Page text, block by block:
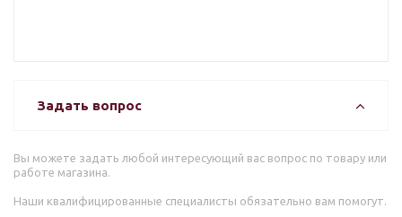
Задать вопрос
Вы можете задать любой интересующий вас вопрос по товару или
работе магазина.
Наши квалифицированные специалисты обязательно вам помогут.